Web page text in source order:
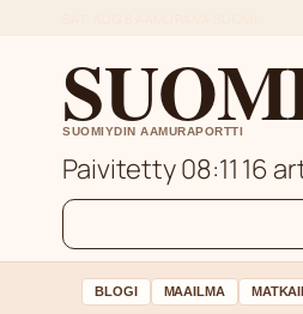
SUOMIYDIN AAMURAPORTTI
Paivitetty 08:11 16
BLOGI MAAILMA